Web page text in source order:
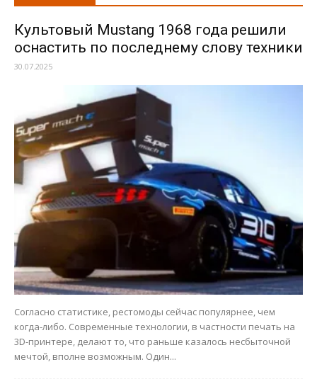
Культовый Mustang 1968 года решили
оснастить по последнему слову техники
30.07.2025
Согласно статистике, рестомоды сейчас популярнее, чем
когда-либо. Современные технологии, в частности печать на
3D-принтере, делают то, что раньше казалось несбыточной
мечтой, вполне возможным. Один...